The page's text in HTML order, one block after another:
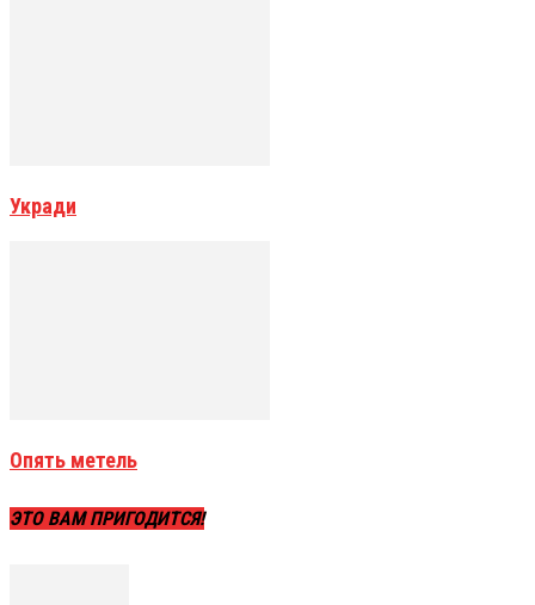
Укради
Опять метель
ЭТО ВАМ ПРИГОДИТСЯ!